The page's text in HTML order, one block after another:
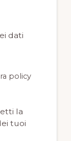
dati
policy
la
tuoi